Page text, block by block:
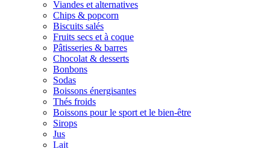
Viandes et alternatives
Chips & popcorn
Biscuits salés
Fruits secs et à coque
Pâtisseries & barres
Chocolat & desserts
Bonbons
Sodas
Boissons énergisantes
Thés froids
Boissons pour le sport et le bien-être
Sirops
Jus
Lait